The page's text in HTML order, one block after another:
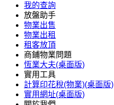
我的查詢
放盤助手
物業出售
物業出租
租客放頂
商鋪物業問題
恆業大夫(桌面版)
實用工具
計算印花稅(物業)(桌面版)
實用網址(桌面版)